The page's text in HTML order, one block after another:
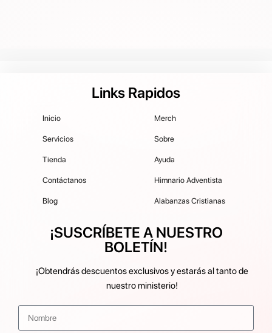
Links Rapidos
Inicio
Servicios
Tienda
Contáctanos
Blog
Merch
Sobre
Ayuda
Himnario Adventista
Alabanzas Cristianas
¡SUSCRÍBETE A NUESTRO
BOLETÍN!
¡Obtendrás descuentos exclusivos y estarás al tanto de
nuestro ministerio!